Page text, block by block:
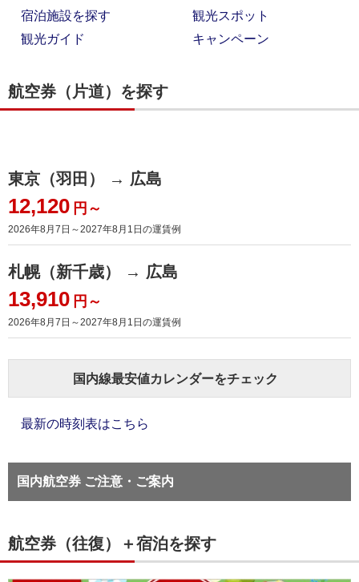
宿泊施設を探す
観光スポット
観光ガイド
キャンペーン
航空券（片道）を探す
東京（羽田） → 広島
12,120 円～
2026年8月7日～2027年8月1日 の運賃例
札幌（新千歳） → 広島
13,910 円～
2026年8月7日～2027年8月1日 の運賃例
国内線最安値カレンダーをチェック
最新の時刻表はこちら
国内航空券 ご注意・ご案内
航空券（往復）＋宿泊を探す